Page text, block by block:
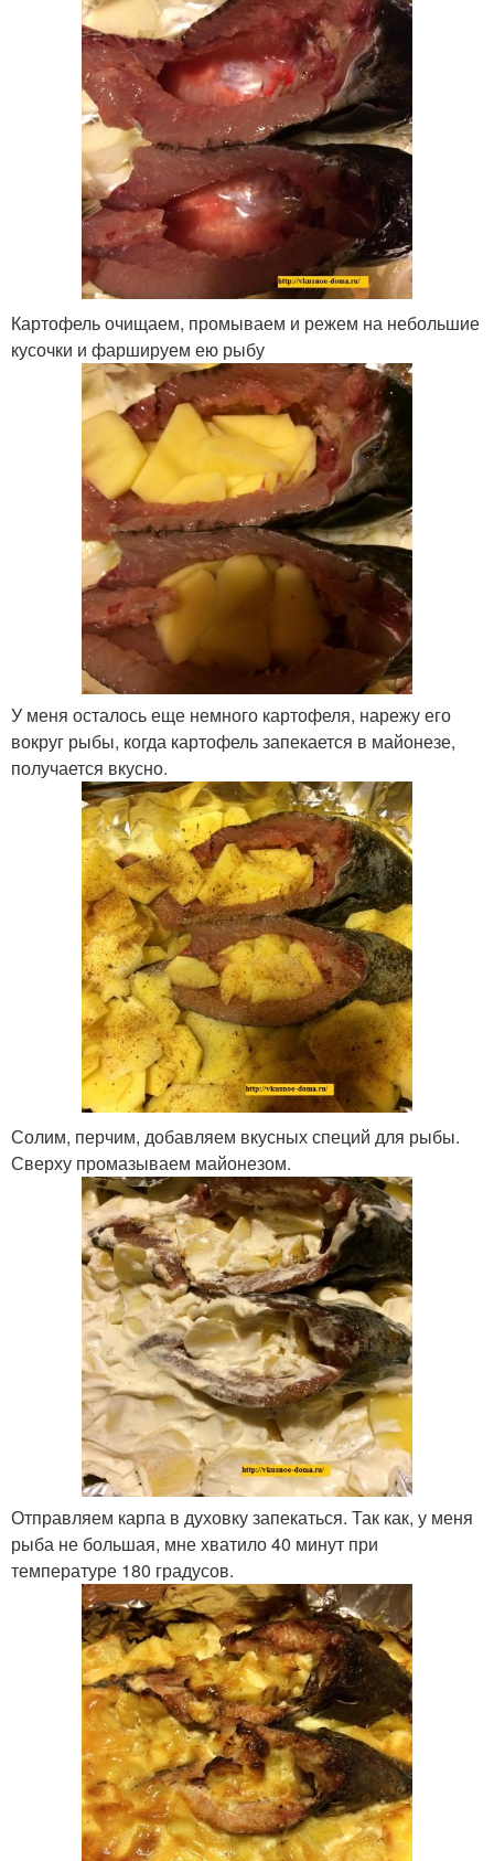
Картофель очищаем, промываем и режем на небольшие
кусочки и фаршируем ею рыбу
У меня осталось еще немного картофеля, нарежу его
вокруг рыбы, когда картофель запекается в майонезе,
получается вкусно.
Солим, перчим, добавляем вкусных специй для рыбы.
Сверху промазываем майонезом.
Отправляем карпа в духовку запекаться. Так как, у меня
рыба не большая, мне хватило 40 минут при
температуре 180 градусов.